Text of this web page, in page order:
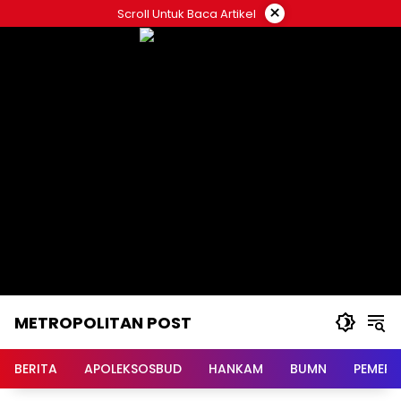
ke
Scroll Untuk Baca Artikel ×
METROPOLITAN POST
BERITA APOLEKSOSBUD HANKAM BUMN